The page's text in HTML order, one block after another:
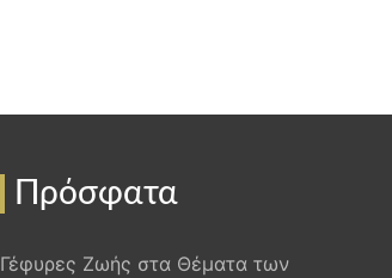
Πρόσφατα
Γέφυρες Ζωής στα Θέματα των